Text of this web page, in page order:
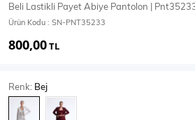
T-Shirt
Beli Lastikli Payet Abiye Pantolon |
Ürün Kodu : SN-PNT35233
800,00TL
Renk: Bej